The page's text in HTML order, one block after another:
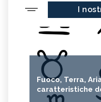
I
Fuoco, Terra,
caratteristiche